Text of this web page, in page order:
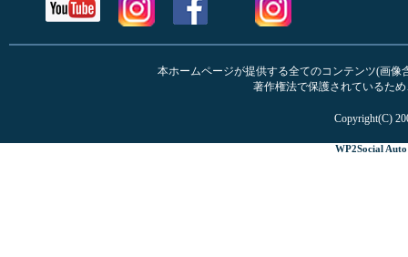
本ホームページが提供する全てのコンテンツ(画
著作権法で保護されているた
Copyright(C)
WP2Social